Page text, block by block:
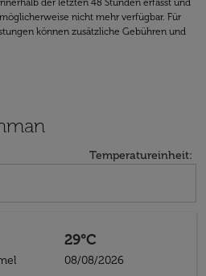
der letzten 48 Stunden erfasst und
nicht mehr verfügbar. Für
können zusätzliche Gebühren und
Temperatureinheit:
29°C
08/08/2026